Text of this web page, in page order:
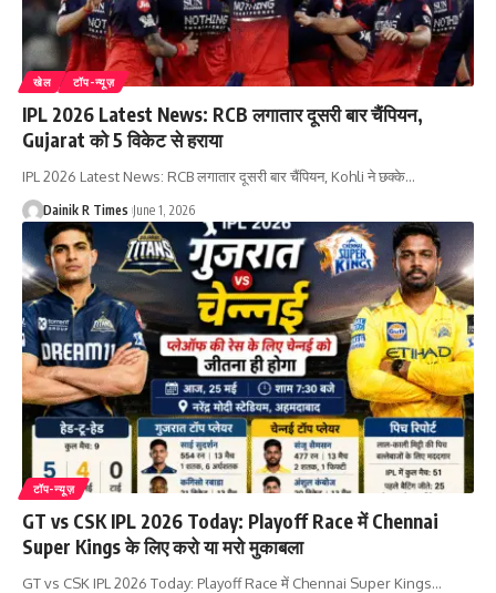
खेल टॉप-न्यूज़
IPL 2026 Latest News: RCB लगातार दूसरी बार चैंपियन,
Gujarat को 5 विकेट से हराया
IPL 2026 Latest News: RCB लगातार दूसरी बार चैंपियन, Kohli ने छक्के…
Dainik R Times June 1, 2026
टॉप-न्यूज़
GT vs CSK IPL 2026 Today: Playoff Race में Chennai
Super Kings के लिए करो या मरो मुकाबला
GT vs CSK IPL 2026 Today: Playoff Race में Chennai Super Kings…